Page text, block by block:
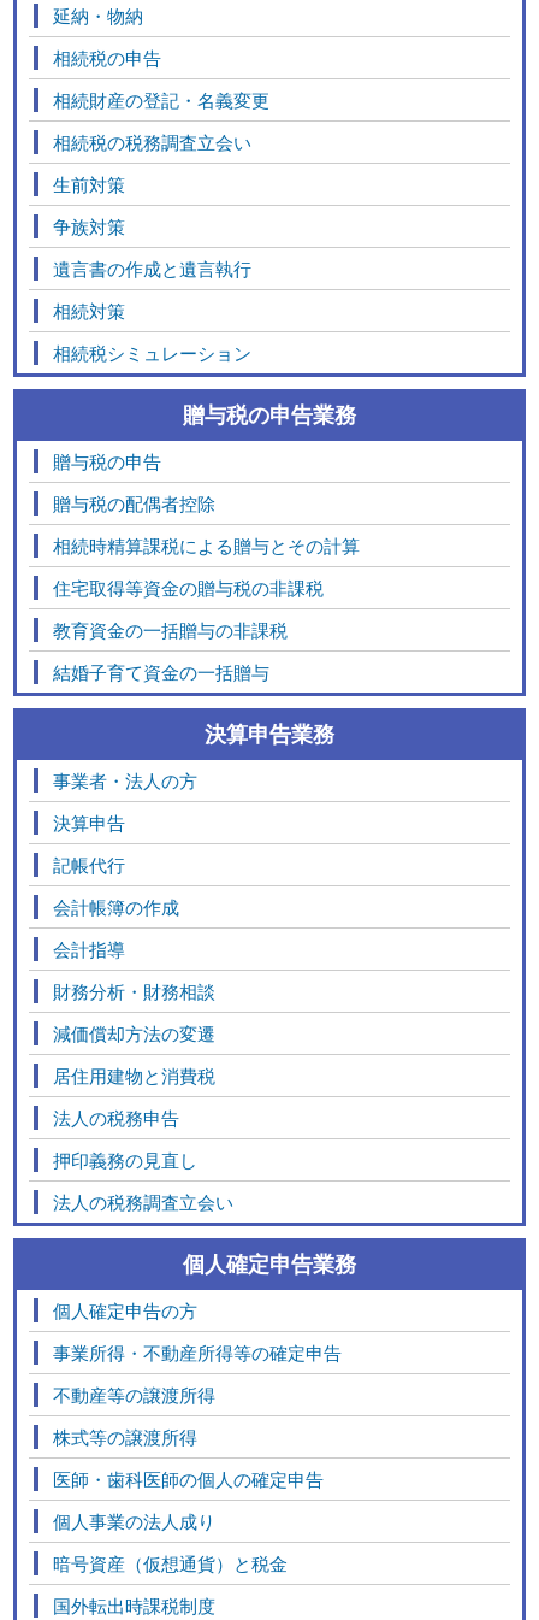
延納・物納
相続税の申告
相続財産の登記・名義変更
相続税の税務調査立会い
生前対策
争族対策
遺言書の作成と遺言執行
相続対策
相続税シミュレーション
贈与税の申告業務
贈与税の申告
贈与税の配偶者控除
相続時精算課税による贈与とその計算
住宅取得等資金の贈与税の非課税
教育資金の一括贈与の非課税
結婚子育て資金の一括贈与
決算申告業務
事業者・法人の方
決算申告
記帳代行
会計帳簿の作成
会計指導
財務分析・財務相談
減価償却方法の変遷
居住用建物と消費税
法人の税務申告
押印義務の見直し
法人の税務調査立会い
個人確定申告業務
個人確定申告の方
事業所得・不動産所得等の確定申告
不動産等の譲渡所得
株式等の譲渡所得
医師・歯科医師の個人の確定申告
個人事業の法人成り
暗号資産（仮想通貨）と税金
国外転出時課税制度